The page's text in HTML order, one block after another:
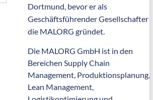
Dortmund, bevor er als
Geschäftsführender Gesellschafter
die MALORG gründet.
Die MALORG GmbH ist in den
Bereichen Supply Chain
Management, Produktionsplanung,
Lean Management,